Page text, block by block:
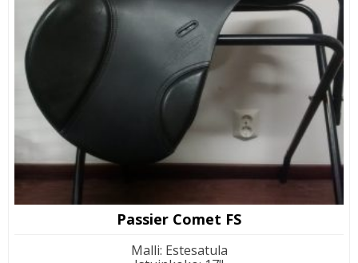
Passier Comet FS
Malli: Estesatula